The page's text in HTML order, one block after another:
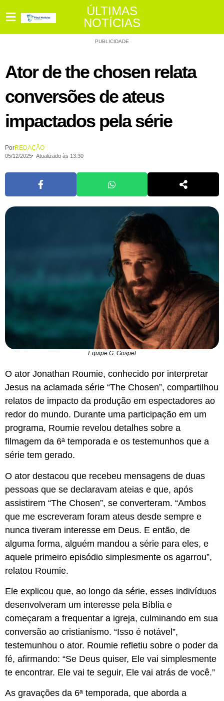
ÚLTIMAS
NOTÍCIAS
PUBLICIDADE
Ator de the chosen relata
conversões de ateus
impactados pela série
PorREDAÇÃO
05/12/2025 Atualizado às 13:30
Equipe G. Gospel
O ator Jonathan Roumie, conhecido por interpretar
Jesus na aclamada série “The Chosen”, compartilhou
relatos de impacto da produção em espectadores ao
redor do mundo. Durante uma participação em um
programa, Roumie revelou detalhes sobre a
filmagem da 6ª temporada e os testemunhos que a
série tem gerado.
O ator destacou que recebeu mensagens de duas
pessoas que se declaravam ateias e que, após
assistirem “The Chosen”, se converteram. “Ambos
que me escreveram foram ateus desde sempre e
nunca tiveram interesse em Deus. E então, de
alguma forma, alguém mandou a série para eles, e
aquele primeiro episódio simplesmente os agarrou”,
relatou Roumie.
Ele explicou que, ao longo da série, esses indivíduos
desenvolveram um interesse pela Bíblia e
começaram a frequentar a igreja, culminando em sua
conversão ao cristianismo. “Isso é notável”,
testemunhou o ator. Roumie refletiu sobre o poder da
fé, afirmando: “Se Deus quiser, Ele vai simplesmente
te encontrar. Ele vai te seguir, Ele vai atrás de você.”
As gravações da 6ª temporada, que aborda a